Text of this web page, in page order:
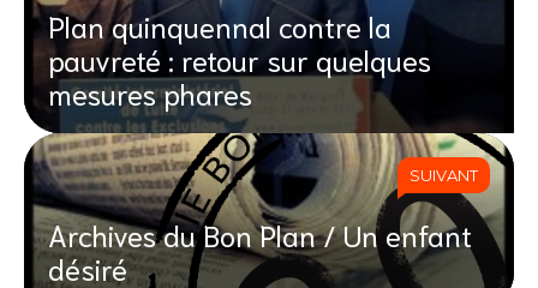
Plan quinquennal contre la
pauvreté : retour sur quelques
mesures phares
SUIVANT
Archives du Bon Plan / Un enfant
désiré